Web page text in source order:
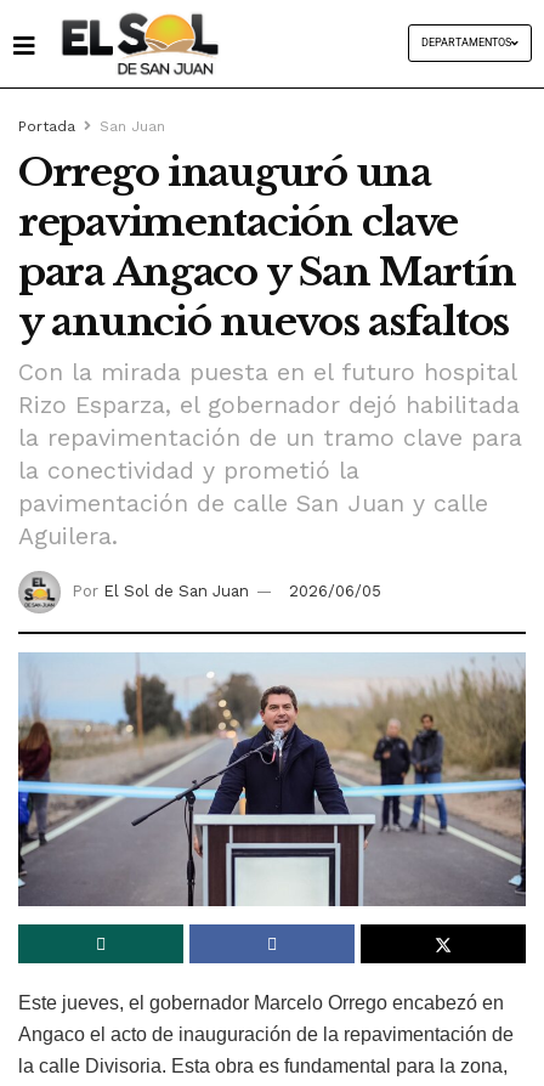
DEPARTAMENTOS
Portada San Juan
Orrego inauguró una
repavimentación clave
para Angaco y San Martín
y anunció nuevos asfaltos
Con la mirada puesta en el futuro hospital
Rizo Esparza, el gobernador dejó habilitada
la repavimentación de un tramo clave para
la conectividad y prometió la
pavimentación de calle San Juan y calle
Aguilera.
Por El Sol de San Juan 2026/06/05
Este jueves, el gobernador Marcelo Orrego encabezó en
Angaco el acto de inauguración de la repavimentación de
la calle Divisoria. Esta obra es fundamental para la zona,